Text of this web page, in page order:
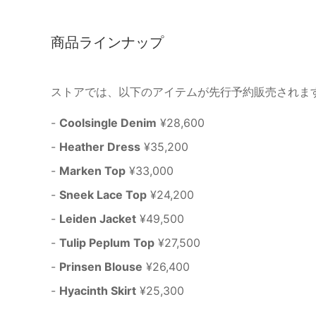
商品ラインナップ
ストアでは、以下のアイテムが先行予約販売されま
- Coolsingle Denim ¥28,600
- Heather Dress ¥35,200
- Marken Top ¥33,000
- Sneek Lace Top ¥24,200
- Leiden Jacket ¥49,500
- Tulip Peplum Top ¥27,500
- Prinsen Blouse ¥26,400
- Hyacinth Skirt ¥25,300